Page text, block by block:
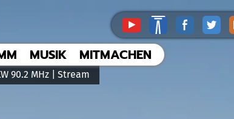
90.2 MHz | Stream
MUSIK MITMACHEN